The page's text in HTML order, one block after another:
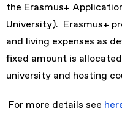
the Erasmus+
University). Erasmus+
and living expenses as
fixed amount is
university and hosting
For more details see